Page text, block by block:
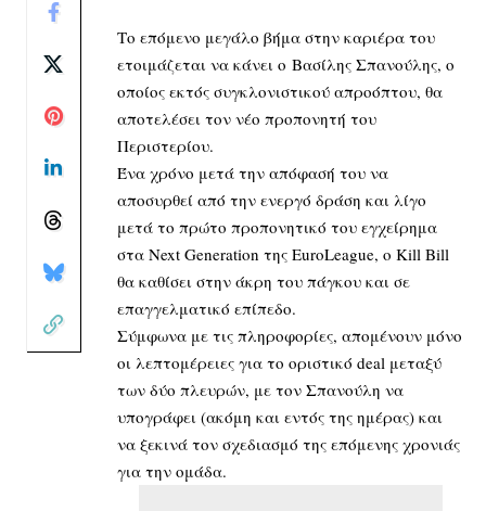
Το επόμενο μεγάλο βήμα στην καριέρα του
ετοιμάζεται να κάνει ο Βασίλης Σπανούλης, ο
οποίος εκτός συγκλονιστικού απροόπτου, θα
αποτελέσει τον νέο προπονητή του
Περιστερίου.
Ένα χρόνο μετά την απόφασή του να
αποσυρθεί από την ενεργό δράση και λίγο
μετά το πρώτο προπονητικό του εγχείρημα
στα Next Generation της EuroLeague, o Kill Bill
θα καθίσει στην άκρη του πάγκου και σε
επαγγελματικό επίπεδο.
Σύμφωνα με τις πληροφορίες, απομένουν μόνο
οι λεπτομέρειες για το οριστικό deal μεταξύ
των δύο πλευρών, με τον Σπανούλη να
υπογράφει (ακόμη και εντός της ημέρας) και
να ξεκινά τον σχεδιασμό της επόμενης χρονιάς
για την ομάδα.